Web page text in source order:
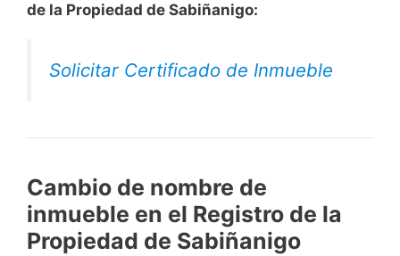
de la Propiedad de Sabiñanigo:
Solicitar Certificado de Inmueble
Cambio de nombre de
inmueble en el Registro de la
Propiedad de Sabiñanigo